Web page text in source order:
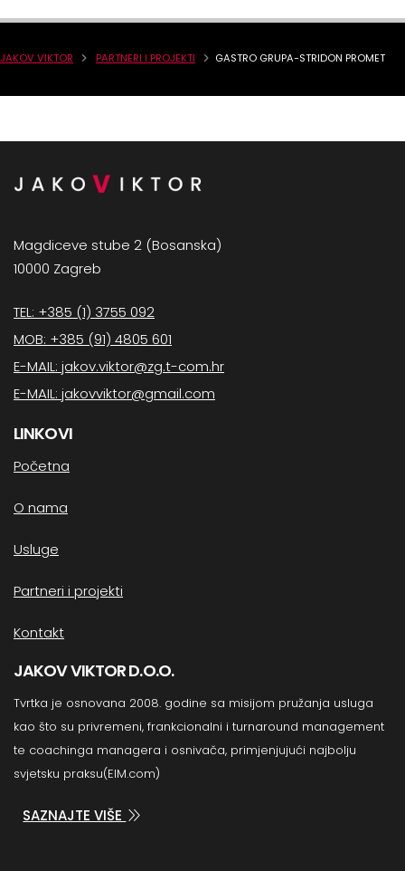
JAKOV VIKTOR PARTNERI I PROJEKTI GASTRO GRUPA-STRIDON PROMET
Magdiceve stube 2 (Bosanska)
10000 Zagreb
TEL: +385 (1) 3755 092
MOB: +385 (91) 4805 601
E-MAIL: jakov.viktor@zg.t-com.hr
E-MAIL: jakovviktor@gmail.com
LINKOVI
Početna
O nama
Usluge
Partneri i projekti
Kontakt
JAKOV VIKTOR D.O.O.
Tvrtka je osnovana 2008. godine sa misijom pružanja usluga
kao što su privremeni, frankcionalni i turnaround management
te coachinga managera i osnivača, primjenjujući najbolju
svjetsku praksu(EIM.com)
SAZNAJTE VIŠE